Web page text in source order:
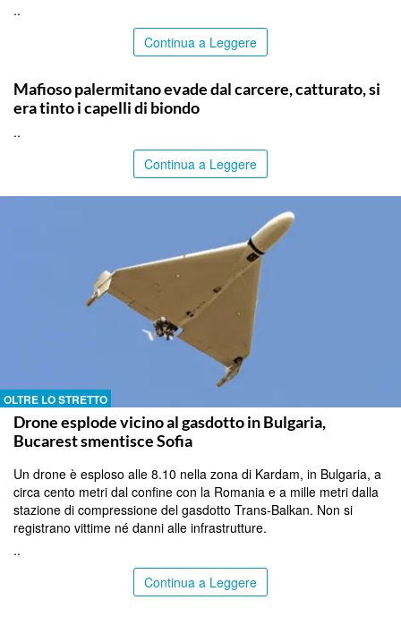
..
Continua a Leggere
Mafioso palermitano evade dal carcere, catturato, si
era tinto i capelli di biondo
..
Continua a Leggere
OLTRE LO STRETTO
Drone esplode vicino al gasdotto in Bulgaria,
Bucarest smentisce Sofia
Un drone è esploso alle 8.10 nella zona di Kardam, in Bulgaria, a
circa cento metri dal confine con la Romania e a mille metri dalla
stazione di compressione del gasdotto Trans-Balkan. Non si
registrano vittime né danni alle infrastrutture.
..
Continua a Leggere